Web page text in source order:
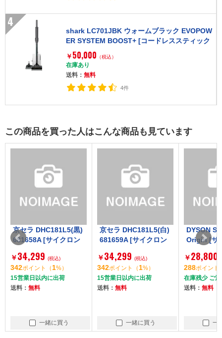
4
shark LC701JBK ウォームブラック EVOPOW
ER SYSTEM BOOST+ [コードレススティック
クリーナー]
￥ 50,000 （税込）
在庫あり
送料：無料
4件
この商品を買った人はこんな商品も見ています
京セラ DHC181L5(黒)
681658A [サイクロン
ククリーナー (電池パ
ック付き)]
￥34,299 (税込)
342ポイント （ 1%）
15営業日以内に出荷
送料： 無料
一緒に買う
京セラ DHC181L5(白)
681659A [サイクロン
ククリーナー (電池パ
ック付き)]
￥34,299 (税込)
342ポイント （ 1%）
15営業日以内に出荷
送料： 無料
一緒に買う
DYSON
Origin [サ
クリーナ
￥28,800
288ポイント
在庫残少 ご
送料： 無料
一